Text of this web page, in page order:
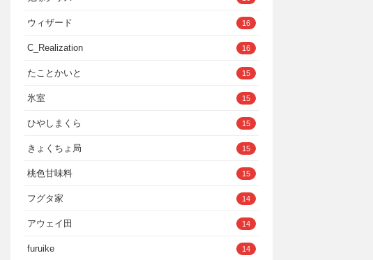
ウィザード 16
C_Realization 16
たことかいと 15
氷室 15
ひやしまくら 15
きょくちょ局 15
桃色甘味料 15
フグタ家 14
アウェイ田 14
furuike 14